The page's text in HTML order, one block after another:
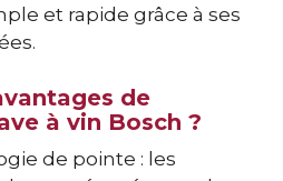
et rapide grâce à ses
de
à vin Bosch ?
de pointe : les